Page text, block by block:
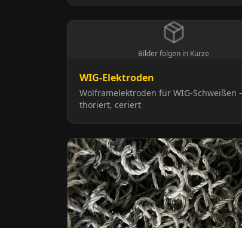
Bilder folgen in Kürze
WIG-Elektroden
Wolframelektroden für WIG-Schweißen
thoriert, ceriert